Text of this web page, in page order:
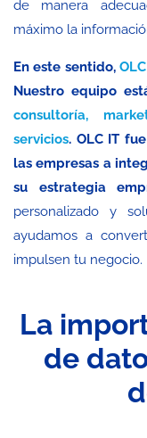
de manera
máximo la
En este sentido,
Nuestro equipo
consultoría,
servicios. OLC IT
las empresas a
su estrategia
personalizado y
ayudamos a
impulsen tu negocio.
La
de